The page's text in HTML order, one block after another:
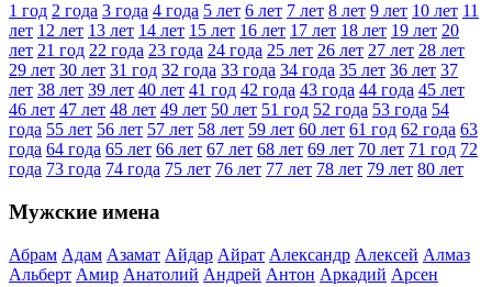
1 год 2 года 3 года 4 года 5 лет 6 лет 7 лет 8 лет 9 лет 10 лет 11
лет 12 лет 13 лет 14 лет 15 лет 16 лет 17 лет 18 лет 19 лет 20
лет 21 год 22 года 23 года 24 года 25 лет 26 лет 27 лет 28 лет
29 лет 30 лет 31 год 32 года 33 года 34 года 35 лет 36 лет 37
лет 38 лет 39 лет 40 лет 41 год 42 года 43 года 44 года 45 лет
46 лет 47 лет 48 лет 49 лет 50 лет 51 год 52 года 53 года 54
года 55 лет 56 лет 57 лет 58 лет 59 лет 60 лет 61 год 62 года 63
года 64 года 65 лет 66 лет 67 лет 68 лет 69 лет 70 лет 71 год 72
года 73 года 74 года 75 лет 76 лет 77 лет 78 лет 79 лет 80 лет
Мужские имена
Абрам Адам Азамат Айдар Айрат Александр Алексей Алмаз
Альберт Амир Анатолий Андрей Антон Аркадий Арсен